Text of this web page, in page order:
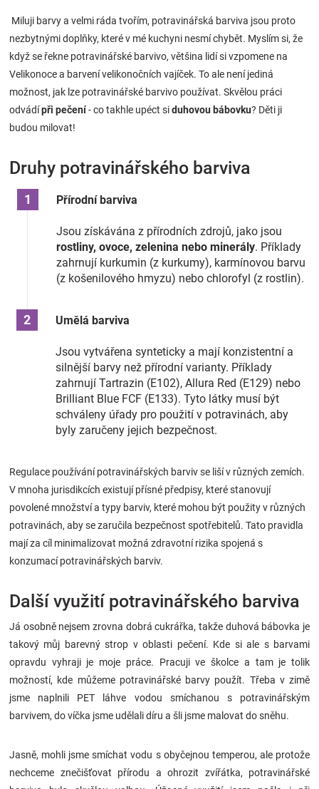
Blog
Hračkářství
Přihlášení
Miluji barvy a velmi ráda tvořím, potravinářská barviva jsou proto
nezbytnými doplňky, které v mé kuchyni nesmí chybět. Myslím si, že
když se řekne potravinářské barvivo, většina lidí si vzpomene na
Velikonoce a barvení velikonočních vajíček. To ale není jediná
možnost, jak lze potravinářské barvivo používat. Skvělou práci
odvádípři pečení- co takhle upéct siduhovou bábovku? Děti ji
budou milovat!
Druhy potravinářského barviva
Přírodní barviva
Jsou získávána z přírodních zdrojů, jako jsou
rostliny, ovoce, zelenina nebo minerály. Příklady
zahrnují kurkumin (z kurkumy), karmínovou barvu
(z košenilového hmyzu) nebo chlorofyl (z rostlin).
Umělá barviva
Jsou vytvářena synteticky a mají konzistentní a
silnější barvy než přírodní varianty. Příklady
zahrnují Tartrazin (E102), Allura Red (E129) nebo
Brilliant Blue FCF (E133). Tyto látky musí být
schváleny úřady pro použití v potravinách, aby
byly zaručeny jejich bezpečnost.
Regulace používání potravinářských barviv se liší v různých zemích.
V mnoha jurisdikcích existují přísné předpisy, které stanovují
povolené množství a typy barviv, které mohou být použity v různých
potravinách, aby se zaručila bezpečnost spotřebitelů. Tato pravidla
mají za cíl minimalizovat možná zdravotní rizika spojená s
konzumací potravinářských barviv.
Další využití potravinářského barviva
Já osobně nejsem zrovna dobrá cukrářka, takže duhová bábovka je
takový můj barevný strop v oblasti pečení. Kde si ale s barvami
opravdu vyhraji je moje práce. Pracuji ve školce a tam je tolik
možností, kde můžeme potravinářské barvy použít. Třeba v zimě
jsme naplnili PET láhve vodou smíchanou s potravinářským
barvivem, do víčka jsme udělali díru a šli jsme malovat do sněhu.
Jasně, mohli jsme smíchat vodu s obyčejnou temperou, ale protože
nechceme znečišťovat přírodu a ohrozit zvířátka, potravinářské